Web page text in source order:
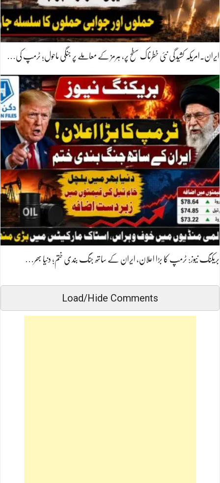
ایران۔امریکہ کشیدگی نئی خطرناک سطح پر، ہرمز کے معاملے پر جنگی ماحول؛ ٹرمپ کی…
بریکنگ نیوز: ٹرمپ کا بڑا اعلان، ایران کے ساتھ جنگ بندی ختم؛ دنیا بھر…
Load/Hide Comments